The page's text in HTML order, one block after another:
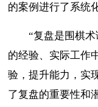
的案例进行了系统
“复盘是围棋术
的经验、实际工作
验，提升能力，实
了复盘的重要性和